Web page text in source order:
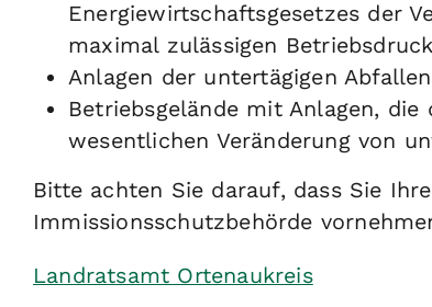
Energiewirtschaftsgesetzes der
maximal zulässigen
Anlagen der untertägigen
Betriebsgelände mit Anlagen,
wesentlichen Veränderung von
Bitte achten Sie darauf, dass Sie
Immissionsschutzbehörde
Landratsamt Ortenaukreis